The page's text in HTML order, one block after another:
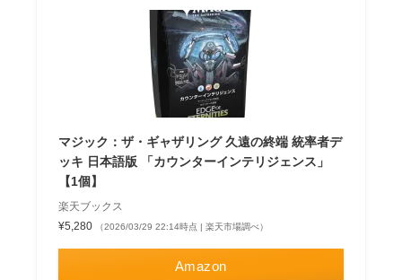
マジック：ザ・ギャザリング 久遠の終端 統率者デ
ッキ 日本語版 「カウンターインテリジェンス」
【1個】
楽天ブックス
¥5,280
（2026/03/29 22:14時点 | 楽天市場調べ）
Amazon